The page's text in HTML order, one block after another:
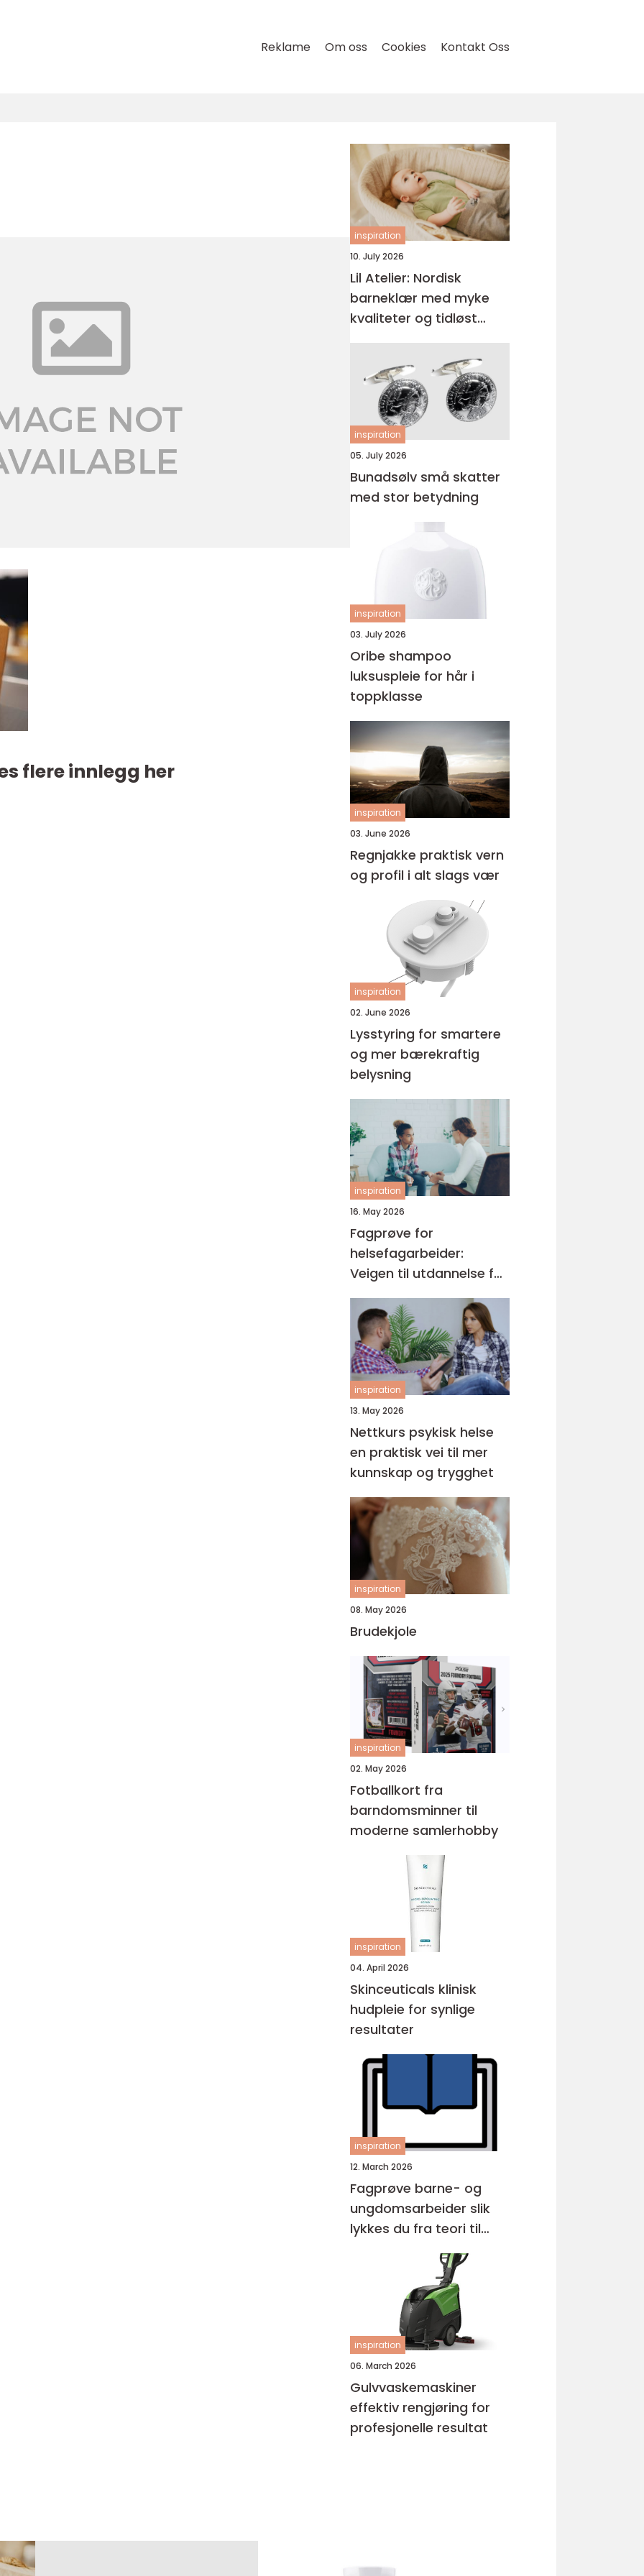
Reklame Om oss Cookies Kontakt Oss
flere innlegg her
inspiration
10. July 2026
Lil Atelier: Nordisk
barneklær med myke
kvaliteter og tidløst
uttrykk
inspiration
05. July 2026
Bunadsølv små skatter
med stor betydning
inspiration
03. July 2026
Oribe shampoo
luksuspleie for hår i
toppklasse
inspiration
03. June 2026
Regnjakke praktisk vern
og profil i alt slags vær
inspiration
02. June 2026
Lysstyring for smartere
og mer bærekraftig
belysning
inspiration
16. May 2026
Fagprøve for
helsefagarbeider:
Veigen til utdannelse for
helsefagarbeider
inspiration
13. May 2026
Nettkurs psykisk helse
en praktisk vei til mer
kunnskap og trygghet
inspiration
08. May 2026
Brudekjole
inspiration
02. May 2026
Fotballkort fra
barndomsminner til
moderne samlerhobby
inspiration
04. April 2026
Skinceuticals klinisk
hudpleie for synlige
resultater
inspiration
12. March 2026
Fagprøve barne- og
ungdomsarbeider slik
lykkes du fra teori til
inspiration
06. March 2026
Gulvvaskemaskiner
effektiv rengjøring for
profesjonelle resultat